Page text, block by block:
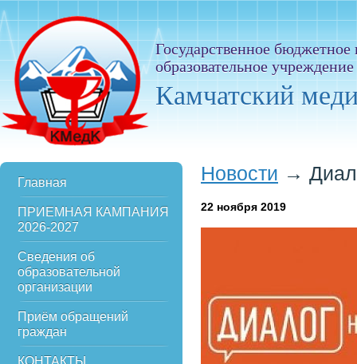
Государственное
образовательное
Камчатский
Главная
ПРИЕМНАЯ КАМПАНИЯ
2026-2027
Сведения об
образовательной
организации
Приём обращений
граждан
КОНТАКТЫ
Новости →
22 ноября 2019